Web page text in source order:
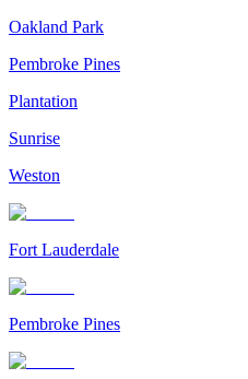
Oakland Park
Pembroke Pines
Plantation
Sunrise
Weston
Fort Lauderdale
Pembroke Pines